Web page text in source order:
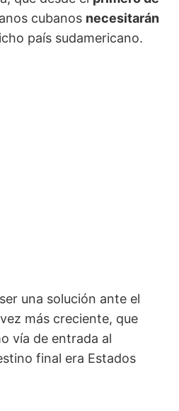
cubanos necesitarán
país sudamericano.
una solución ante el
más creciente, que
vía de entrada al
final era Estados